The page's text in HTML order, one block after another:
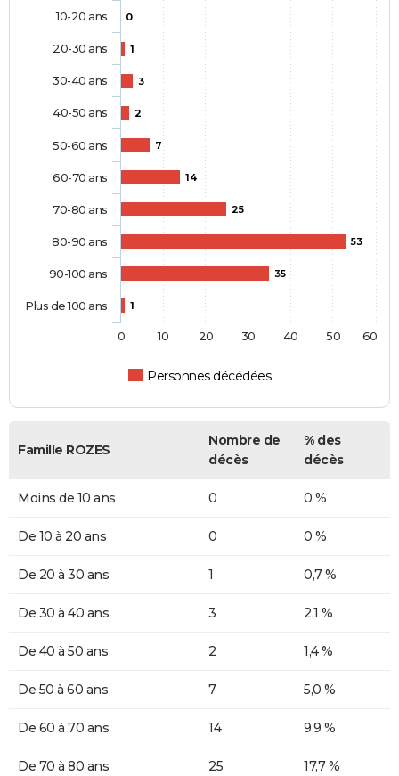
0
1
3
2
7
14
25
53
35
1
Personnes décédées
10-20 ans
20-30 ans
30-40 ans
40-50 ans
50-60 ans
60-70 ans
70-80 ans
80-90 ans
90-100 ans
Plus de 100 ans
0 10 20 30 40 50 60
Famille ROZES
Nombre de
décès
% des
décès
Moins de 10 ans 0 0 %
De 10 à 20 ans 0 0 %
De 20 à 30 ans 1 0,7 %
De 30 à 40 ans 3 2,1 %
De 40 à 50 ans 2 1,4 %
De 50 à 60 ans 7 5,0 %
De 60 à 70 ans 14 9,9 %
De 70 à 80 ans 25 17,7 %